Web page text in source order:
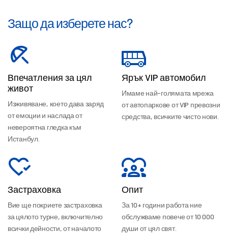
Защо да изберете нас?
Впечатления за цял
живот
Изживяване, което дава заряд
от емоции и наслада от
невероятна гледка към
Истанбул.
Ярък VIP автомобил
Имаме най-голямата мрежа
от автопаркове от VIP превозни
средства, всичките чисто нови.
Застраховка
Вие ще покриете застраховка
за цялото турне, включително
всички дейности, от началото
Опит
За 10+ години работа ние
обслужваме повече от 10 000
души от цял свят.